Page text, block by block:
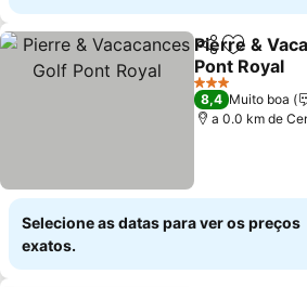
Partilhar
Pierre &
Pont Royal
Ver preços
3 Estrelas
8,4 Muito boa
a 0.0 km de
Selecione as datas para ver os preços
exatos.